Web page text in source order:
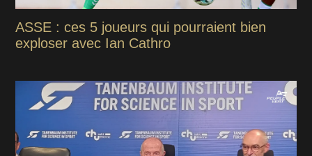
ASSE : ces 5 joueurs qui pourraient bien
exploser avec Ian Cathro